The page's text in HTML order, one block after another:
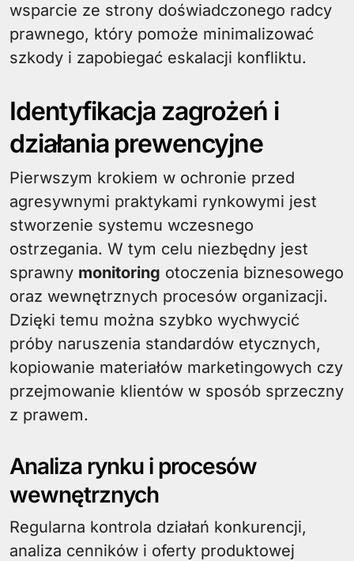
wsparcie ze strony doświadczonego radcy
prawnego, który pomoże minimalizować
szkody i zapobiegać eskalacji konfliktu.
Identyfikacja zagrożeń i
działania prewencyjne
Pierwszym krokiem w ochronie przed
agresywnymi praktykami rynkowymi jest
stworzenie systemu wczesnego
ostrzegania. W tym celu niezbędny jest
sprawny monitoring otoczenia biznesowego
oraz wewnętrznych procesów organizacji.
Dzięki temu można szybko wychwycić
próby naruszenia standardów etycznych,
kopiowanie materiałów marketingowych czy
przejmowanie klientów w sposób sprzeczny
z prawem.
Analiza rynku i procesów
wewnętrznych
Regularna kontrola działań konkurencji,
analiza cenników i oferty produktowej